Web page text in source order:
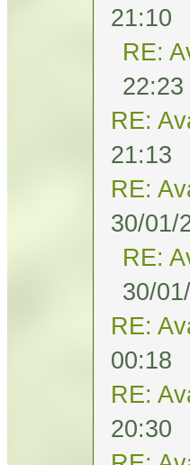
21:10
RE:
22:23
RE:
21:13
RE:
30/01/
RE:
30/
RE:
00:18
RE:
20:30